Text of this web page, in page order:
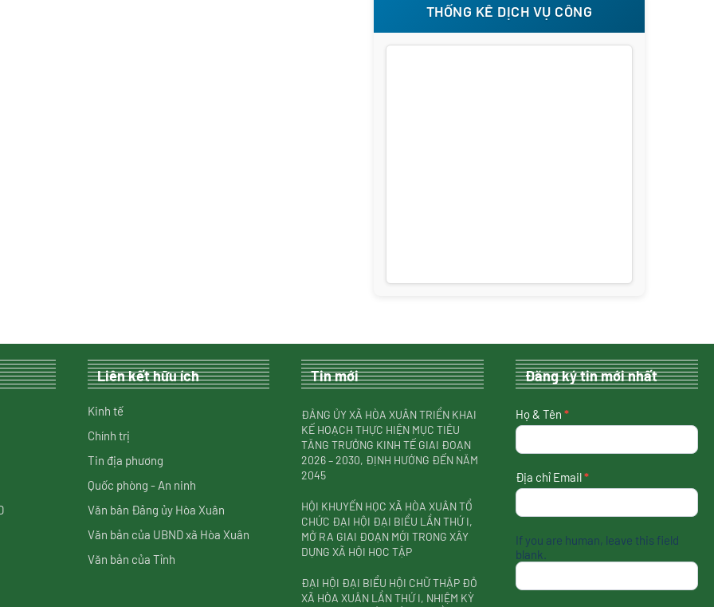
THỐNG KÊ DỊCH VỤ CÔNG
Liên kết hữu ích
Kinh tế
Chính trị
Tin địa phương
Quốc phòng - An ninh
Văn bản Đảng ủy Hòa Xuân
Văn bản của UBND xã Hòa Xuân
Văn bản của Tỉnh
Tin mới
ĐẢNG ỦY XÃ HÒA XUÂN TRIỂN KHAI
KẾ HOẠCH THỰC HIỆN MỤC TIÊU
TĂNG TRƯỞNG KINH TẾ GIAI ĐOẠN
2026 – 2030, ĐỊNH HƯỚNG ĐẾN NĂM
2045
HỘI KHUYẾN HỌC XÃ HÒA XUÂN TỔ
CHỨC ĐẠI HỘI ĐẠI BIỂU LẦN THỨ I,
MỞ RA GIAI ĐOẠN MỚI TRONG XÂY
DỰNG XÃ HỘI HỌC TẬP
ĐẠI HỘI ĐẠI BIỂU HỘI CHỮ THẬP ĐỎ
XÃ HÒA XUÂN LẦN THỨ I, NHIỆM KỲ
Đăng ký tin mới nhất
nhận
tin
nhất
Họ & Tên*
Địa chỉ Email*
If you are human, leave this field
blank.